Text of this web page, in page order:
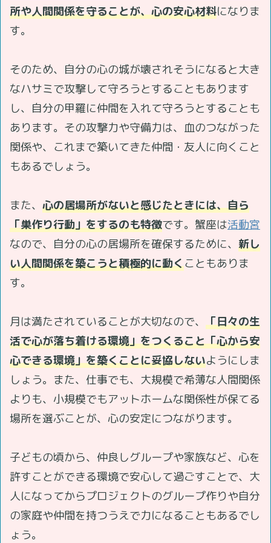
所や人間関係を守ることが、心の安心材料になりま
す。
そのため、自分の心の城が壊されそうになると大き
なハサミで攻撃して守ろうとすることもあります
し、自分の甲羅に仲間を入れて守ろうとすることも
あります。その攻撃力や守備力は、血のつながった
関係や、これまで築いてきた仲間・友人に向くこと
もあるでしょう。
また、 心の居場所がないと感じたときには、自ら
「巣作り行動」をするのも特徴です。蟹座は活動宮
なので、自分の心の居場所を確保するために、 新し
い人間関係を築こうと積極的に動くこともありま
す。
月は満たされていることが大切なので、 「日々の生
活で心が落ち着ける環境」をつくること「心から安
心できる環境」を築くことに妥協しないようにしま
しょう。また、仕事でも、大規模で希薄な人間関係
よりも、小規模でもアットホームな関係性が保てる
場所を選ぶことが、心の安定につながります。
子どもの頃から、仲良しグループや家族など、心を
許すことができる環境で安心して過ごすことで、大
人になってからプロジェクトのグループ作りや自分
の家庭や仲間を持つうえで力になることもあるでし
ょう。